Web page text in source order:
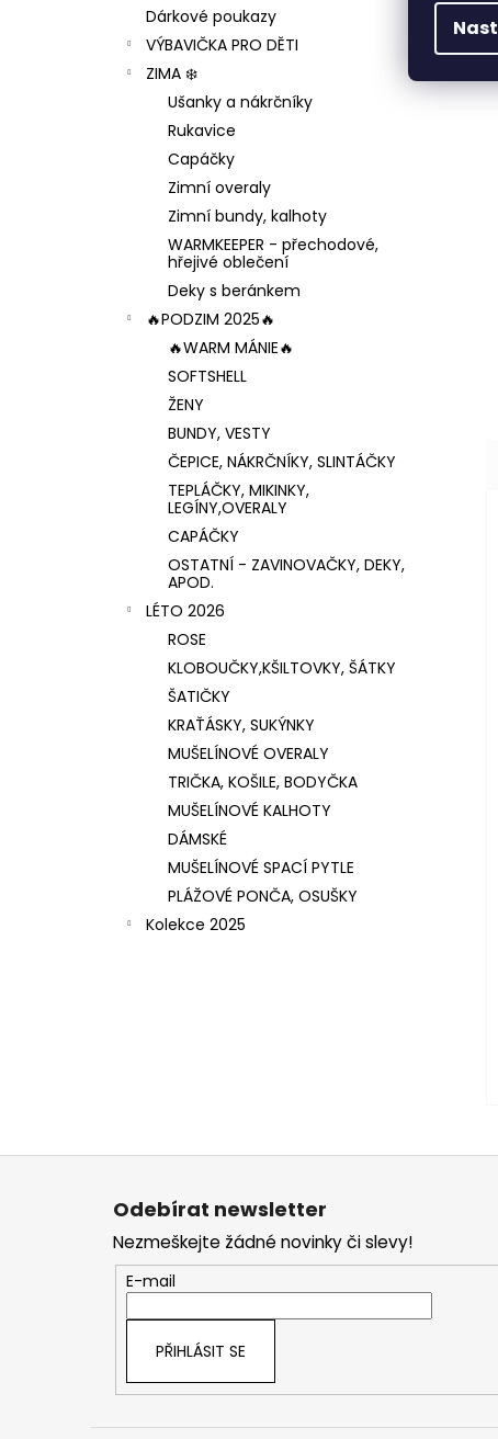
Dárkové poukazy
VÝBAVIČKA PRO DĚTI
ZIMA ❄️
Ušanky a nákrčníky
Rukavice
Capáčky
Zimní overaly
Zimní bundy, kalhoty
WARMKEEPER - přechodové,
hřejivé oblečení
Deky s beránkem
🔥PODZIM 2025🔥
🔥WARM MÁNIE🔥
SOFTSHELL
ŽENY
BUNDY, VESTY
ČEPICE, NÁKRČNÍKY, SLINTÁČKY
TEPLÁČKY, MIKINKY,
LEGÍNY,OVERALY
CAPÁČKY
OSTATNÍ - ZAVINOVAČKY, DEKY,
APOD.
LÉTO 2026
ROSE
KLOBOUČKY,KŠILTOVKY, ŠÁTKY
ŠATIČKY
KRAŤÁSKY, SUKÝNKY
MUŠELÍNOVÉ OVERALY
TRIČKA, KOŠILE, BODYČKA
MUŠELÍNOVÉ KALHOTY
DÁMSKÉ
MUŠELÍNOVÉ SPACÍ PYTLE
PLÁŽOVÉ PONČA, OSUŠKY
Kolekce 2025
Z
Odebírat newsletter
Nezmeškejte žádné novinky či slevy!
E-mail
PŘIHLÁSIT SE